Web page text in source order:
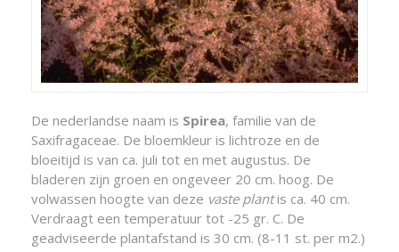
De nederlandse naam is Spirea, familie van de
Saxifragaceae. De bloemkleur is lichtroze en de
bloeitijd is van ca. juli tot en met augustus. De
bladeren zijn groen en ongeveer 20 cm. hoog. De
volwassen hoogte van deze vaste plantis ca. 40 cm.
Verdraagt een temperatuur tot -25 gr. C. De
geadviseerde plantafstand is 30 cm. (8-11 st. per m2.)